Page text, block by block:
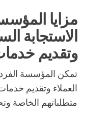
مزايا
الاستجابة
وتقديم
تمكن المؤسسة
العملاء وتقديم
متطلباتهم الخاصة